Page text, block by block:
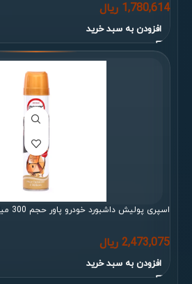
1,780,614 ریال
افزودن به سبد خرید
اسپری پولیش داشبورد خودرو پاور حجم 300 میلی لیتر
2,473,075 ریال
افزودن به سبد خرید